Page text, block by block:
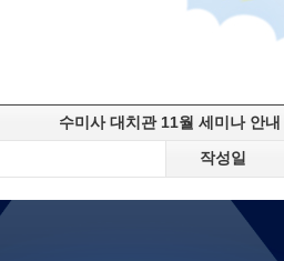
수미사 대치관 11월 세미나 안내
작성일